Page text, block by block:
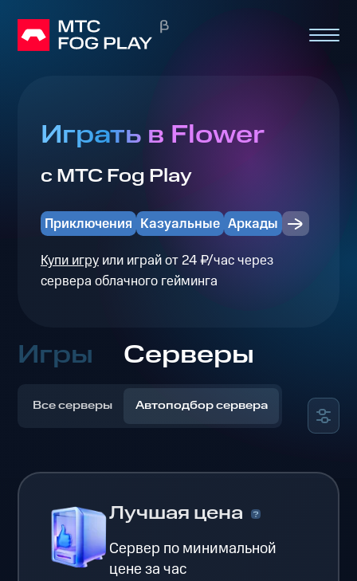
Играть в Flower
с МТС Fog Play
Приключения Казуальные Аркады
Купи игруили играй от 24 ₽/час через
сервера облачного гейминга
Игры Серверы
Все серверы Автоподбор сервера
Лучшая цена
Сервер по минимальной
цене за час